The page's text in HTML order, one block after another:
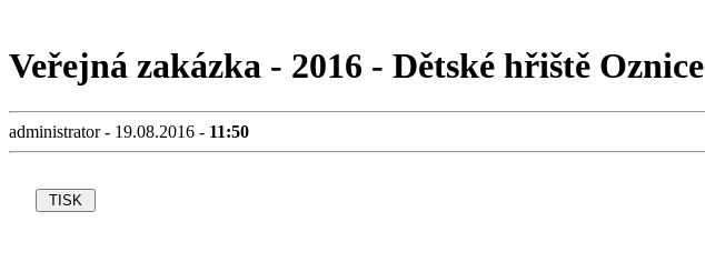
Veřejná zakázka - 2016 - Dětské hřiště Oznice
administrator - 19.08.2016 - 11:50